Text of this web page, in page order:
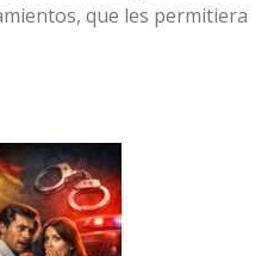
que les permitiera